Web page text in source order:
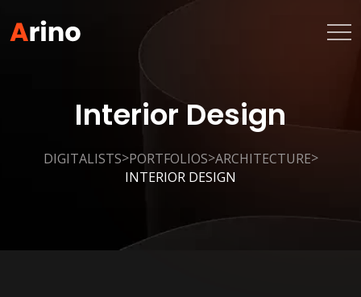
Interior Design
DIGITALISTS>PORTFOLIOS>ARCHITECTURE>
INTERIOR DESIGN